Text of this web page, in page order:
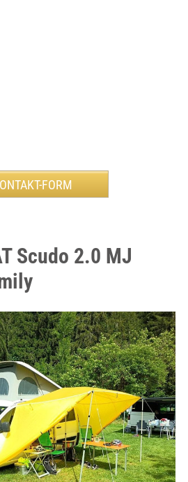
Scudo 2.0 MJ